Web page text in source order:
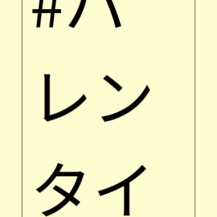
レン
タイ